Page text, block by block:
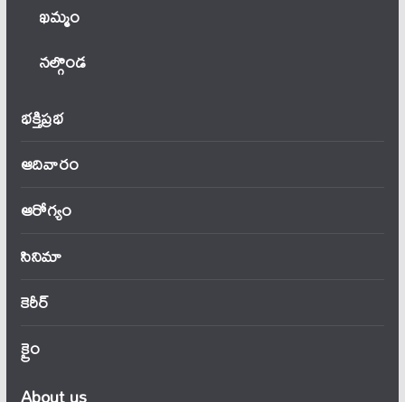
ఖ‌మ్మం
నల్గొండ
భక్తిప్రభ
ఆదివారం
ఆరోగ్యం
సినిమా
కెరీర్
క్రైం